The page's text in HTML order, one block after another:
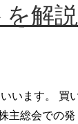
解説
います。 買
主総会での発